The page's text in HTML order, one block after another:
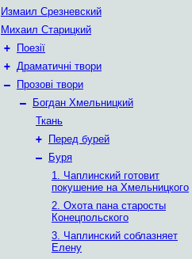
Измаил Срезневский
Михаил Старицкий
+
Поезії
+ Драматичні твори
–
Прозові твори
–
Богдан Хмельницкий
Ткань
+
Перед бурей
–
Буря
1. Чаплинский готовит
покушение на Хмельницкого
2. Охота пана старосты
Конецпольского
3. Чаплинский соблазняет
Елену